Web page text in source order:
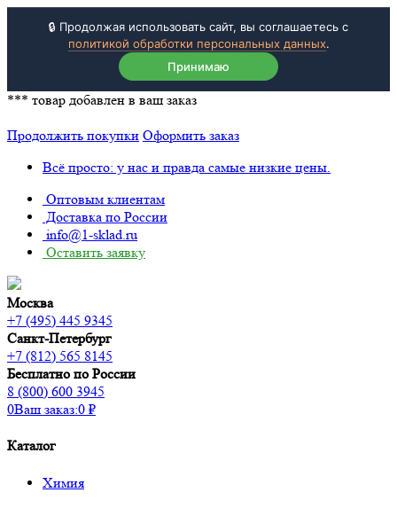
🔒 Продолжая использовать сайт, вы соглашаетесь с
политикой обработки персональных данных.
Принимаю
*** товар добавлен в ваш заказ
Продолжить покупки Оформить заказ
Всё просто: у нас и правда самые низкие цены.
Оптовым клиентам
Доставка по России
info@1-sklad.ru
Оставить заявку
Москва
+7 (495) 445 9345
Санкт-Петербург
+7 (812) 565 8145
Бесплатно по России
8 (800) 600 3945
0Ваш заказ:0 ₽
Каталог
Химия